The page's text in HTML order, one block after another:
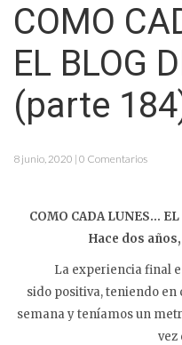
COMO
EL BLOG
(parte
8 junio, 2020 | 0 Comentarios
COMO CADA LUNES…
Hace dos
La experiencia final
sido positiva, teniendo en
semana y teníamos un
vez